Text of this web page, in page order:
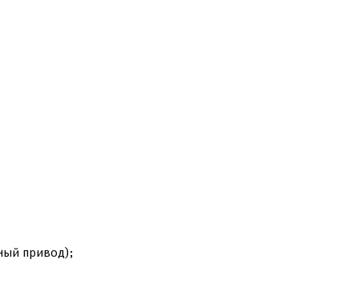
привод);